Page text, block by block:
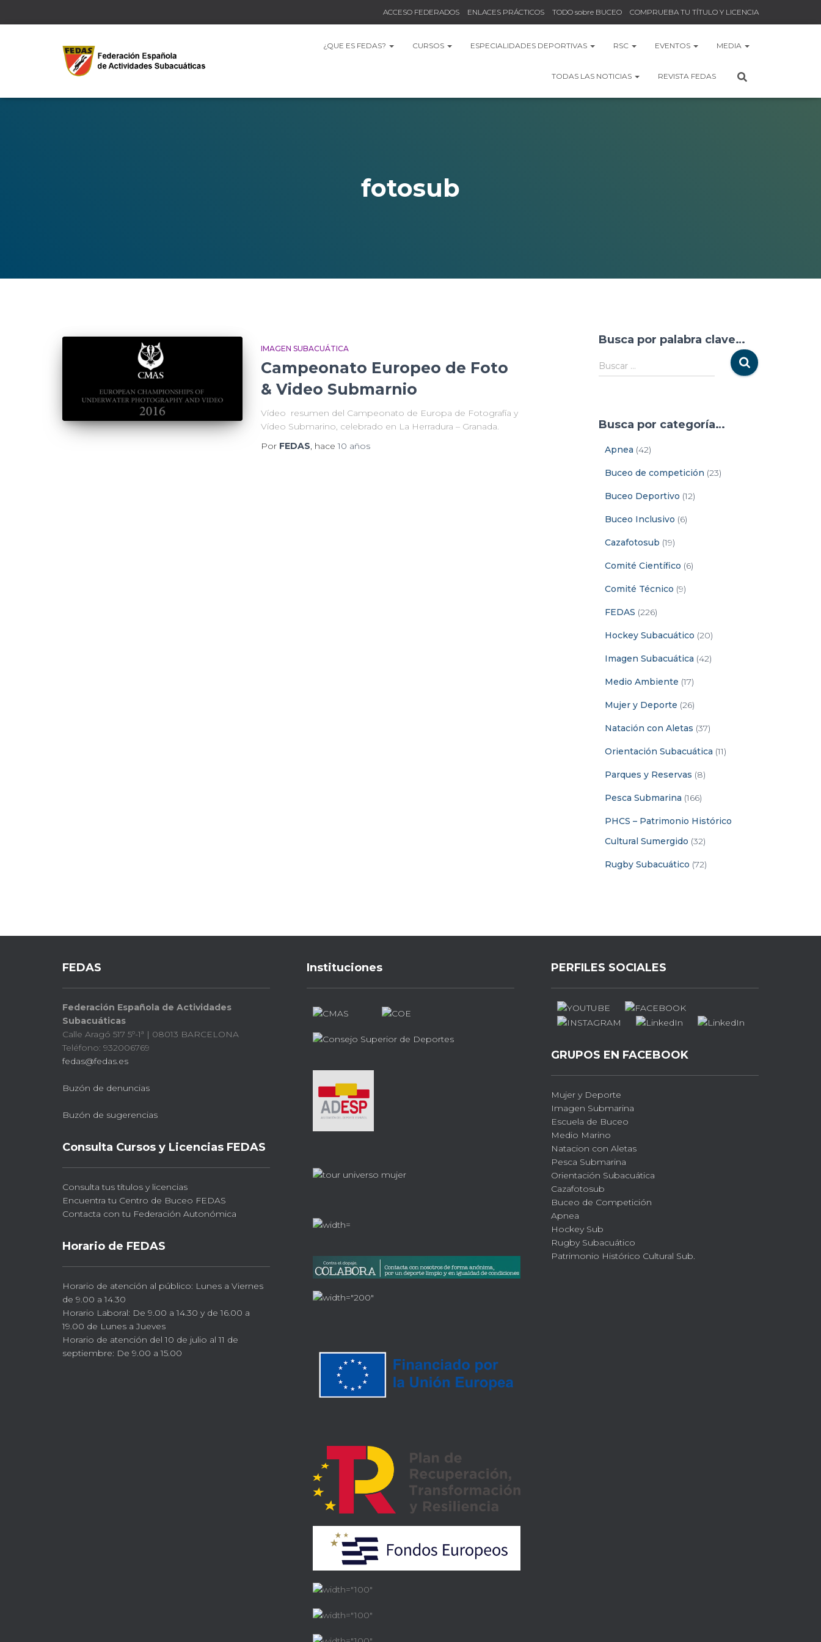
ACCESO FEDERADOS ENLACES PRÁCTICOS TODO sobre BUCEO COMPRUEBA TU TÍTULO Y LICENCIA
¿QUE ES FEDAS? CURSOS ESPECIALIDADES DEPORTIVAS RSC EVENTOS MEDIA
TODAS LAS NOTICIAS REVISTA FEDAS
fotosub
IMAGEN SUBACUÁTICA
Campeonato Europeo de Foto
& Video Submarnio
Vídeo resumen del Campeonato de Europa de Fotografía y
Vídeo Submarino, celebrado en La Herradura – Granada.
Por FEDAS, hace10 años
Busca por palabra clave…
Buscar …
Busca por categoría…
Apnea (42)
Buceo de competición (23)
Buceo Deportivo (12)
Buceo Inclusivo (6)
Cazafotosub (19)
Comité Científico (6)
Comité Técnico (9)
FEDAS (226)
Hockey Subacuático (20)
Imagen Subacuática (42)
Medio Ambiente (17)
Mujer y Deporte (26)
Natación con Aletas (37)
Orientación Subacuática (11)
Parques y Reservas (8)
Pesca Submarina (166)
PHCS – Patrimonio Histórico
Cultural Sumergido (32)
Rugby Subacuático (72)
FEDAS
Federación Española de Actividades
Subacuáticas
Calle Aragó 517 5º-1ª | 08013 BARCELONA
Teléfono: 932006769
fedas@fedas.es
Buzón de denuncias
Buzón de sugerencias
Consulta Cursos y Licencias FEDAS
Consulta tus títulos y licencias
Encuentra tu Centro de Buceo FEDAS
Contacta con tu Federación Autonómica
Horario de FEDAS
Horario de atención al público: Lunes a Viernes
de 9.00 a 14.30
Horario Laboral: De 9.00 a 14.30 y de 16.00 a
19.00 de Lunes a Jueves
Horario de atención del 10 de julio al 11 de
septiembre: De 9.00 a 15.00
Instituciones PERFILES SOCIALES
GRUPOS EN FACEBOOK
Mujer y Deporte
Imagen Submarina
Escuela de Buceo
Medio Marino
Natacion con Aletas
Pesca Submarina
Orientación Subacuática
Cazafotosub
Buceo de Competición
Apnea
Hockey Sub
Rugby Subacuático
Patrimonio Histórico Cultural Sub.